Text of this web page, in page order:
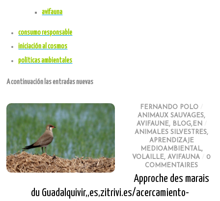
avifauna
consumo responsable
iniciación al cosmos
políticas ambientales
A continuación las entradas nuevas
FERNANDO POLO
ANIMAUX SAUVAGES,
AVIFAUNE, BLOG,EN
ANIMALES SILVESTRES,
APRENDIZAJE
MEDIOAMBIENTAL,
VOLAILLE,AVIFAUNA
0
COMMENTAIRES
Approche des marais
du Guadalquivir,,es,zitrivi.es/acercamiento-